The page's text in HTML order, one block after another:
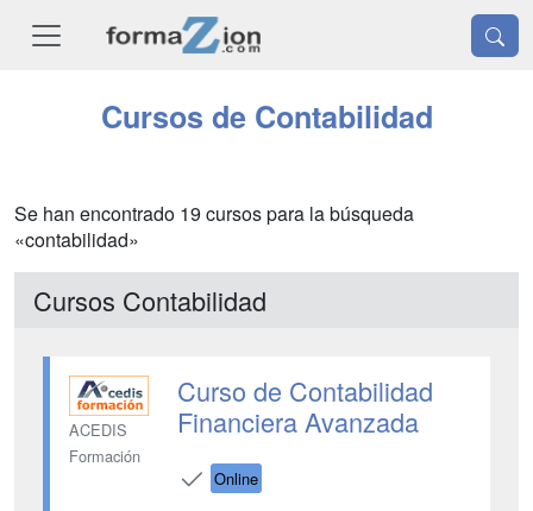
Cursos de Contabilidad
Se han encontrado 19 cursos para la búsqueda
«contabilidad»
Cursos Contabilidad
ACEDIS
Formación
Curso de Contabilidad
Financiera Avanzada
Online